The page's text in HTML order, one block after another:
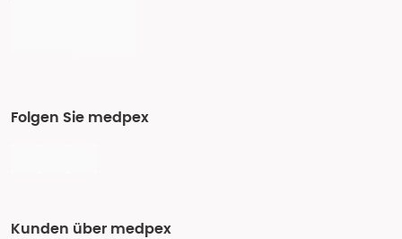
Folgen Sie medpex
Kunden über medpex